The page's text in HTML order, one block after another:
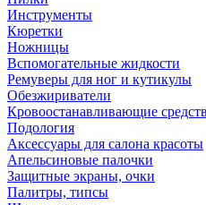
Инструменты
Кюретки
Ножницы
Вспомогательные жидкости
Ремуверы для ног и кутикулы
Обезжириватели
Кровоостанавливающие
Подология
Аксессуары для салона красоты
Апельсиновые палочки
Защитные экраны, очки
Палитры, типсы